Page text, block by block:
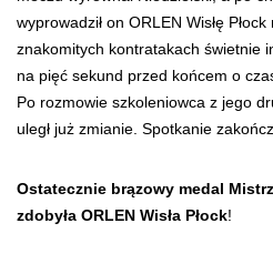
wyprowadził on ORLEN Wisłę
znakomitych kontratakach świetnie
na pięć sekund przed końcem o
Po rozmowie szkoleniowca z jego
uległ już zmianie. Spotkanie
Ostatecznie brązowy medal
zdobyła ORLEN Wisła Płock!